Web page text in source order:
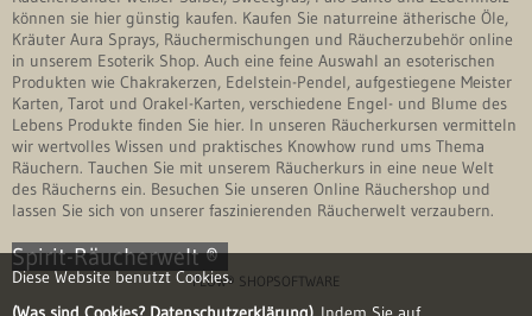
Diese Website benutzt Cookies.
können sie hier günstig kaufen. Kaufen Sie naturreine ätherische Öle,
Kräuter Aura Sprays, Räuchermischungen und Räucherzubehör online
in unserem Esoterik Shop. Auch eine feine Auswahl an esoterischen
Produkten wie Chakrakerzen, Edelstein-Pendel, aufgestiegene Meister
Karten, Tarot und Orakel-Karten, verschiedene Engel- und Blume des
Lebens Produkte finden Sie hier. In unseren Räucherkursen vermitteln
wir wertvolles Wissen und praktisches Knowhow rund ums Thema
Räuchern. Tauchen Sie mit unserem Räucherkurs in eine neue Welt
des Räucherns ein. Besuchen Sie unseren Online Räuchershop und
lassen Sie sich von unserer faszinierenden Räucherwelt verzaubern.
Spirit-Räucherwelt ®
FLOW® SHOPSOFTWARE